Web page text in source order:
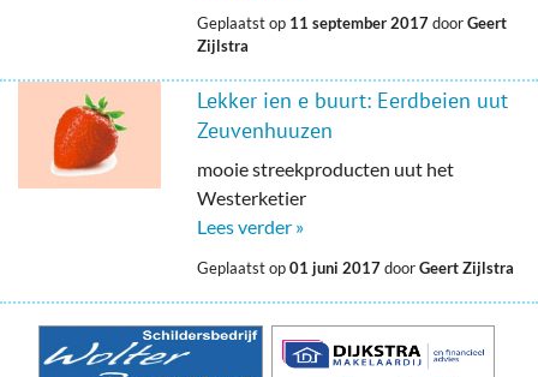
Geplaatst op 11 september 2017doorGeert
Zijlstra
Lekker ien e buurt: Eerdbeien uut
Zeuvenhuuzen
mooie streekproducten uut het
Westerketier
Lees verder »
Geplaatst op01 juni 2017doorGeert Zijlstra